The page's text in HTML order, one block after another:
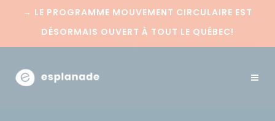
→ LE PROGRAMME MOUVEMENT CIRCULAIRE EST
DÉSORMAIS OUVERT À TOUT LE QUÉBEC!